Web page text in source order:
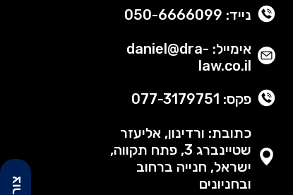
נייד: 050-6666099
אימייל: daniel@dra-
law.co.il
פקס: 077-3179751
כתובת: ורדינון, אליעזר
שטיינברג 3, פתח תקווה,
ישראל, חנייה ברחוב
ובחניונים